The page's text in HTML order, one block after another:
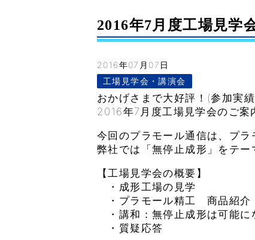
2016年7月度工場見学
2016年07月07日
工場見学会・講演会
おかげさまで大好評！(参加実
2016年7月度工場見学会のご案
今回のプラモール通信は、プラ
弊社では「無停止成形」をテー
【工場見学会の概要】
・成形工場の見学
・プラモール精工 商品紹介
・講和：無停止成形は可能に
・質疑応答